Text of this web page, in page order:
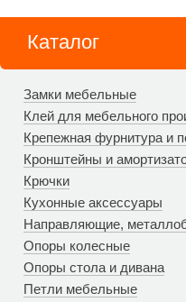
Каталог
Замки мебельные
Клей для мебельного
Крепежная фурнитура и
Кронштейны и
Крючки
Кухонные аксессуары
Направляющие,
Опоры колесные
Опоры стола и дивана
Петли мебельные